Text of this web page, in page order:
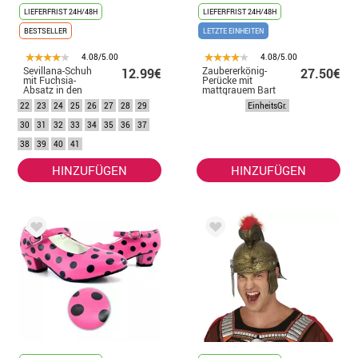
LIEFERFRIST 24H/48H
BESTSELLER
4.08/5.00
Sevillana-Schuh
mit Fuchsia-
Absatz in den
Nummern 22 bis
41
12.99€
22 23 24 25 26 27 28
29
30
31 32 33 34 35 36
37
38
39 40 41
HINZUFÜGEN
LIEFERFRIST 24H/48H
LETZTE EINHEITEN
4.08/5.00
Zaubererkönig-
Perücke mit
mattgrauem Bart
27.50€
EinheitsGr.
HINZUFÜGEN